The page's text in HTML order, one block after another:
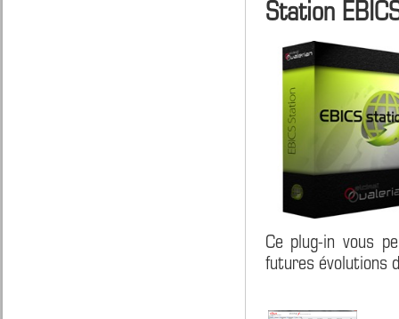
Station
Ce plug-in vous
futures évolutions